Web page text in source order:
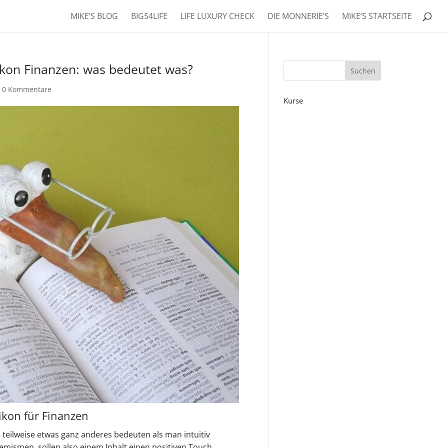
MIKE’S BLOG BIG54LIFE LIFE LUXURY CHECK DIE MONNERIE’S MIKE’S STARTSEITE
Finanzen: was bedeutet was?
0 Kommentare
für Finanzen
etwas ganz anderes bedeuten als man intuitiv
Kurse